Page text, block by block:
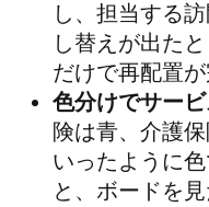
し、担当する
し替えが出た
だけで再配置
色分けでサー
険は青、介護
いったように
と、ボードを